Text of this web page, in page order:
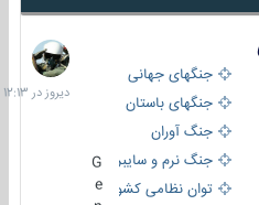
جنگهای جهانی
جنگهای باستان
جنگ آوران
جنگ نرم و سایبری
توان نظامی کشورها
دیروز
در
12:13